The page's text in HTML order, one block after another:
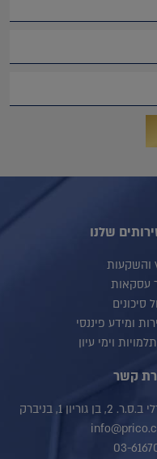
שלנו
והשקעות
עסקאות
סיכונים
ומידע פיננסי
וימי עיון
קשר
2, בן גוריון 1, בניברק
03-